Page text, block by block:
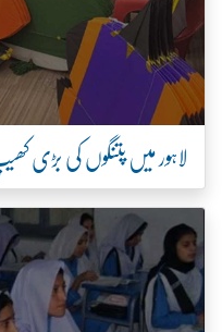
لاہور میں پتنگوں کی بڑی